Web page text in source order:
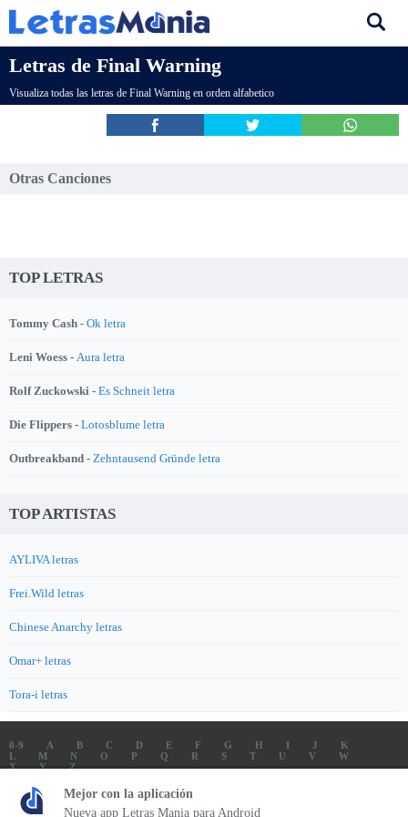
Letras de Final Warning
Visualiza todas las letras de Final Warning en orden alfabetico
Otras Canciones
TOP LETRAS
Tommy Cash - Ok letra
Leni Woess - Aura letra
Rolf Zuckowski - Es Schneit letra
Die Flippers - Lotosblume letra
Outbreakband - Zehntausend Gründe letra
TOP ARTISTAS
AYLIVA letras
Frei.Wild letras
Chinese Anarchy letras
Omar+ letras
Tora-i letras
0-9 A B C D E F G H I J
K
L
M N O P Q R S T U V
W
X
Y
Z
LETRAS
SOUNDTRACK LETRAS
TOP 100 LETRAS
ENVIA LETRAS
Mejor con la aplicación
Nueva app Letras Mania para Android